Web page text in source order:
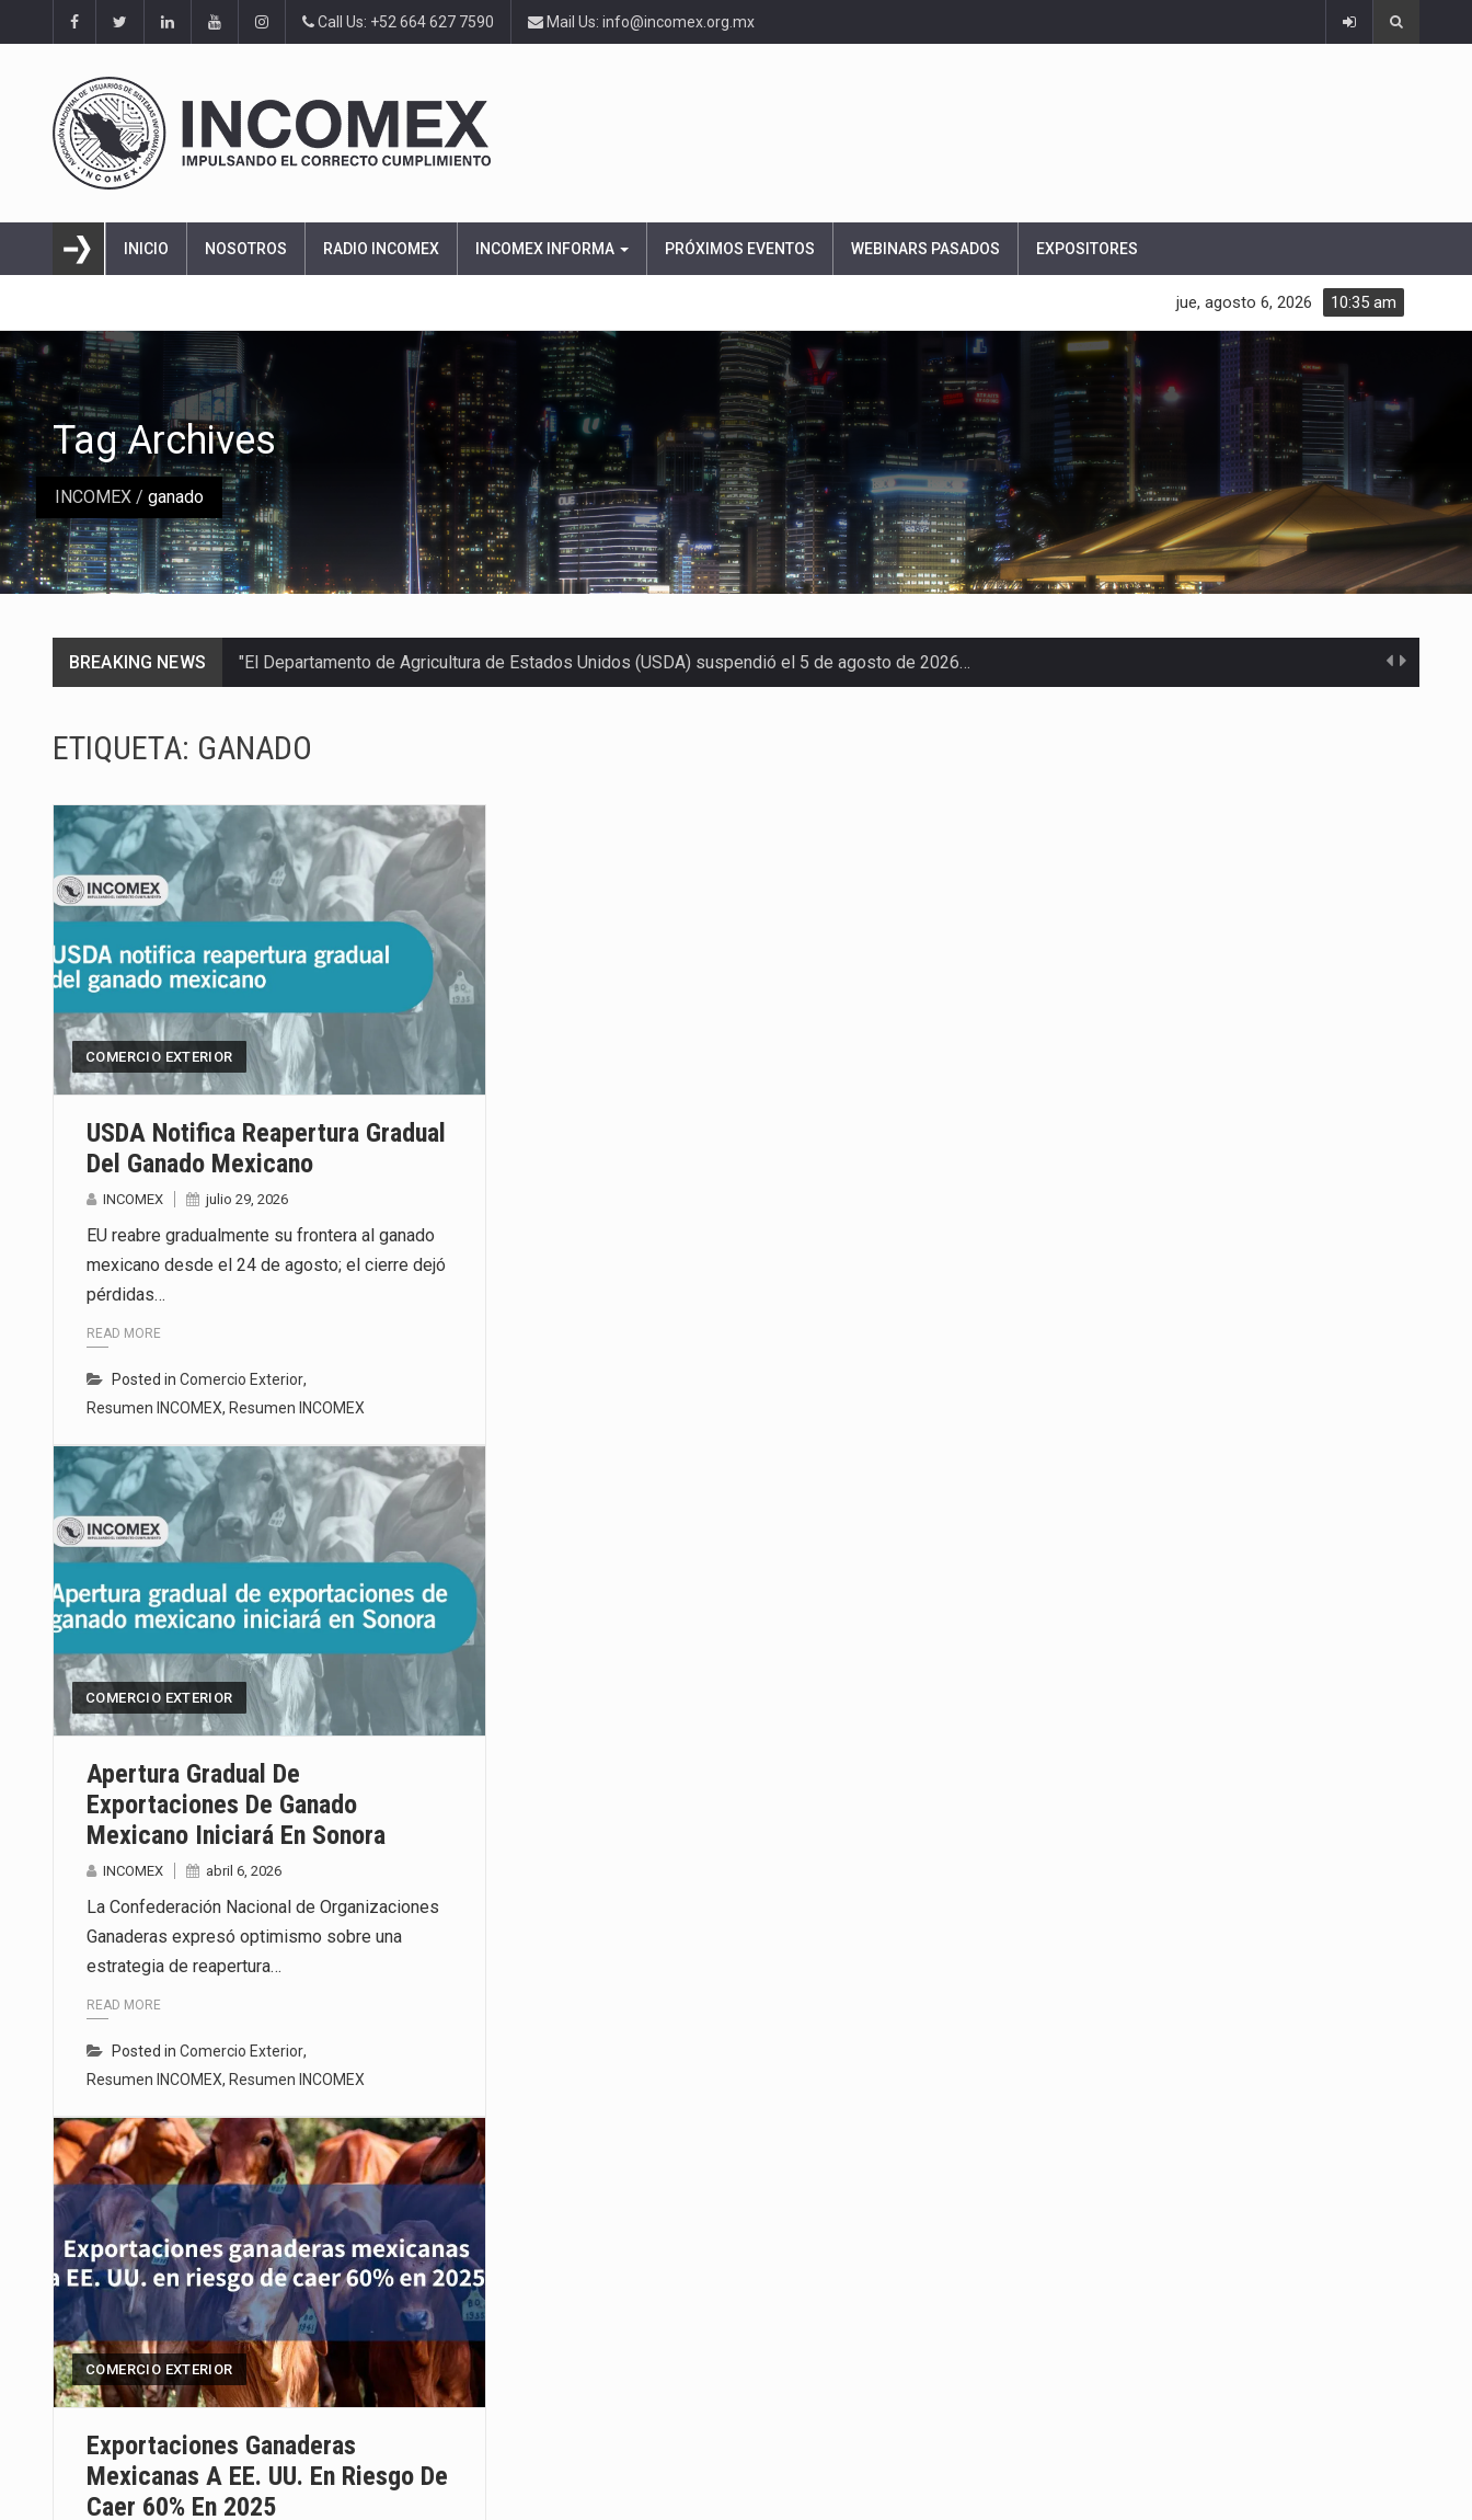
Call Us: +52 664 627 7590 Mail Us: info@incomex.org.mx
INICIO NOSOTROS RADIO INCOMEX INCOMEX INFORMA PRÓXIMOS EVENTOS WEBINARS PASADOS EXPOSITORES
10:35 am
jue, agosto 6, 2026
INCOMEX / ganado
Tag Archives
BREAKING NEWS "El Departamento de Agricultura de Estados Unidos (USDA) suspendió el 5 de agosto de 2026…
La industria manufacturera de exportación afiliada a Index en Nuevo León ha alcanzado hasta 10%…
Las métricas tradicionales de los parques industriales —absorción, ocupación y metros cuadrados desarrollados— resultan insuficientes…
El superávit comercial de México con Estados Unidos alcanzó 102,581 millones de dólares (mdd) en…
El Tribunal Federal de Justicia Administrativa (TFJA), a través de su Segunda Sala Regional en…
El Gobierno de Estados Unidos ha procesado la devolución de aproximadamente 100,000 millones de dólares…
El mercado laboral mexicano muestra un proceso de precarización sin señales de mejora, según el…
La Cámara Minera de México (Camimex) proyecta una inversión total de 6,402.2 millones de dólares…
ETIQUETA: GANADO
COMERCIO EXTERIOR
USDA Notifica Reapertura Gradual
Del Ganado Mexicano
INCOMEX julio 29, 2026
EU reabre gradualmente su frontera al ganado
mexicano desde el 24 de agosto; el cierre dejó
pérdidas…
READ MORE
Posted in Comercio Exterior,
Resumen INCOMEX, Resumen INCOMEX
COMERCIO EXTERIOR
Apertura Gradual De
Exportaciones De Ganado
Mexicano Iniciará En Sonora
INCOMEX abril 6, 2026
La Confederación Nacional de Organizaciones
Ganaderas expresó optimismo sobre una
estrategia de reapertura…
READ MORE
Posted in Comercio Exterior,
Resumen INCOMEX, Resumen INCOMEX
COMERCIO EXTERIOR
Exportaciones Ganaderas
Mexicanas A EE. UU. En Riesgo De
Caer 60% En 2025